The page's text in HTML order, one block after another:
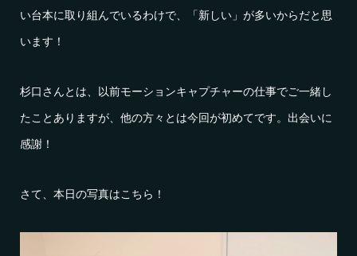
い台本に取り組んでいるわけで、「新しい」が多いからだと思
います！
杉口さんとは、以前モーションキャプチャーの仕事でご一緒し
たことありますが、他の方々とは今回が初めてです。出会いに
感謝！
さて、本日の写真はこちら！